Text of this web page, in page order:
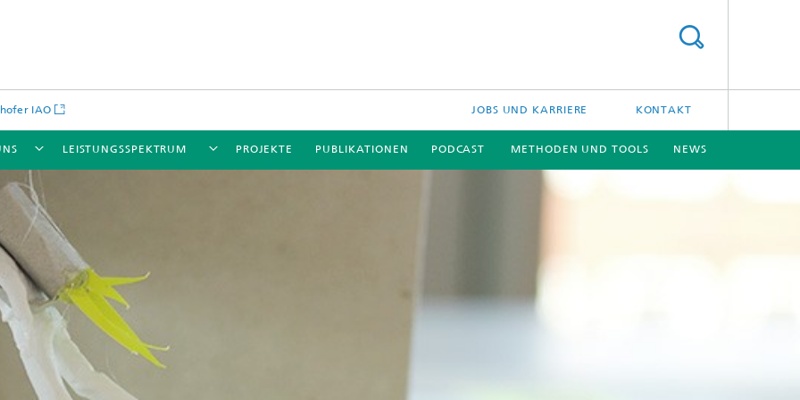
IAO JOBS UND KARRIERE KONTAKT
LEISTUNGSSPEKTRUM PROJEKTE PUBLIKATIONEN PODCAST METHODEN UND TOOLS NEWS